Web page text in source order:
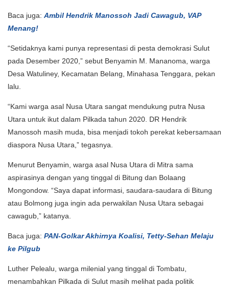
Baca juga: Ambil Hendrik Manossoh Jadi Cawagub, VAP
Menang!
“Setidaknya kami punya representasi di pesta demokrasi Sulut
pada Desember 2020,” sebut Benyamin M. Mananoma, warga
Desa Watuliney, Kecamatan Belang, Minahasa Tenggara, pekan
lalu.
“Kami warga asal Nusa Utara sangat mendukung putra Nusa
Utara untuk ikut dalam Pilkada tahun 2020. DR Hendrik
Manossoh masih muda, bisa menjadi tokoh perekat kebersamaan
diaspora Nusa Utara,” tegasnya.
Menurut Benyamin, warga asal Nusa Utara di Mitra sama
aspirasinya dengan yang tinggal di Bitung dan Bolaang
Mongondow. “Saya dapat informasi, saudara-saudara di Bitung
atau Bolmong juga ingin ada perwakilan Nusa Utara sebagai
cawagub,” katanya.
Baca juga: PAN-Golkar Akhirnya Koalisi, Tetty-Sehan Melaju
ke Pilgub
Luther Pelealu, warga milenial yang tinggal di Tombatu,
menambahkan Pilkada di Sulut masih melihat pada politik